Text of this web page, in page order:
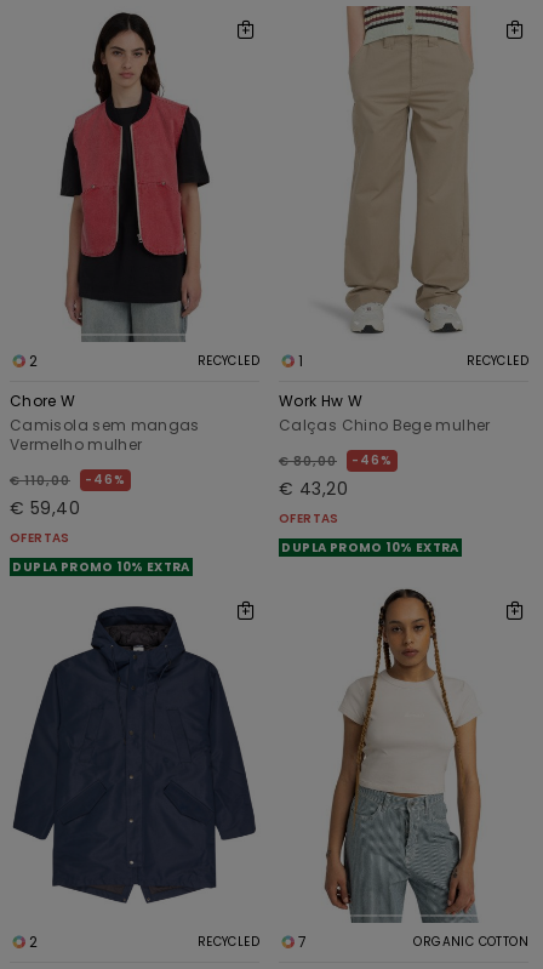
2 RECYCLED
Chore W
Camisola sem mangas
Vermelho mulher
€ 110,00 46%
€ 59,40
OFERTAS
DUPLA PROMO 10% EXTRA
1 RECYCLED
Work Hw W
Calças Chino Bege mulher
€ 80,00 46%
€ 43,20
OFERTAS
DUPLA PROMO 10% EXTRA
2 RECYCLED 7 ORGANIC COTTON